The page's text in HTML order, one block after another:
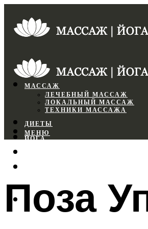
МАССАЖ
ЛЕЧЕБНЫЙ МАССАЖ
ЛОКАЛЬНЫЙ МАССАЖ
ТЕХНИКИ МАССАЖА
ДИЕТЫ
ЙОГА
МЕНЮ
МЕНЮ
Поза